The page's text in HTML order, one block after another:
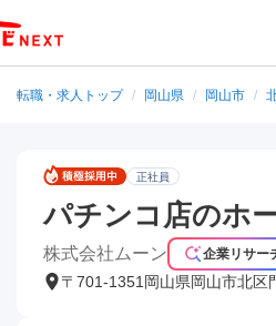
転職・求人トップ / 岡山県 / 岡山市 /
正社員
パチンコ店のホ
株式会社ムーン 企業リサー
〒701-1351岡山県岡山市北区